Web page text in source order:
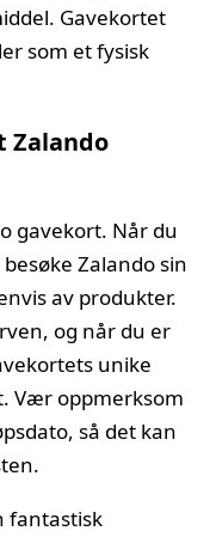
Gavekortet
som et fysisk
Zalando
gavekort. Når du
Zalando sin
av produkter.
og når du er
unike
Vær oppmerksom
så det kan
fantastisk